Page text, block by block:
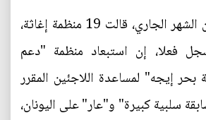
وفي وقت سابق من الشهر الجاري، قالت 19 منظمة إغاثة،
فعلا، إن استبعاد منظمة "دعم
بحر إيجه" لمساعدة اللاجئين المقرر
سلبية كبيرة" و"عار" على اليونان،